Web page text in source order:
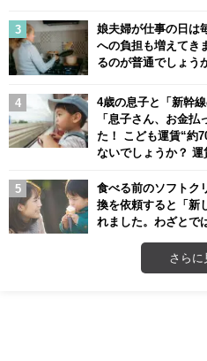
娘夫婦が仕事の日は
への負担も増えてき
るのが普通でしょう
4歳の息子と「新幹
「息子さん、お金
た！ こども運賃“約
ないでしょうか？ 運
食べる前のソフトク
換を依頼すると「新
れました。わざとで
さらに